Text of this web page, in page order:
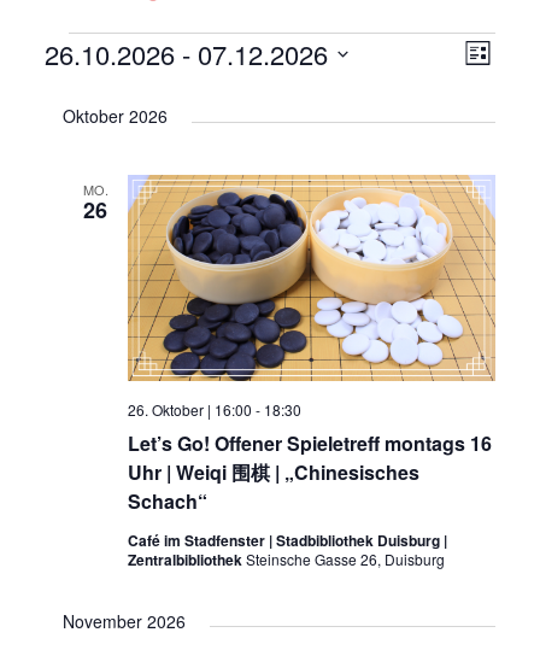
Veranstaltungen Liste
26.10.2026 - 07.12.2026
wählen.
Oktober 2026
MO.
26
Let’s Go! Offener Spieletreff montags 16
Uhr | Weiqi 围棋 | „Chinesisches
Schach“
26. Oktober | 16:00 - 18:30
Café im Stadfenster | Stadbibliothek Duisburg |
ZentralbibliothekSteinsche Gasse 26, Duisburg
November 2026